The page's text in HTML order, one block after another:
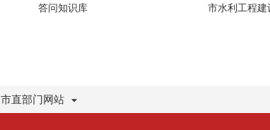
答问知识库
市水利工程建
市直部门网站